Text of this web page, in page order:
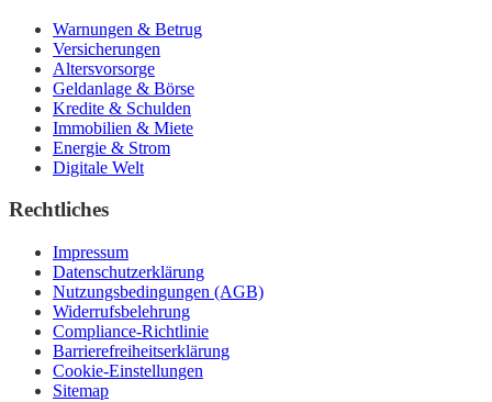
Warnungen & Betrug
Versicherungen
Altersvorsorge
Geldanlage & Börse
Kredite & Schulden
Immobilien & Miete
Energie & Strom
Digitale Welt
Rechtliches
Impressum
Datenschutzerklärung
Nutzungsbedingungen (AGB)
Widerrufsbelehrung
Compliance-Richtlinie
Barrierefreiheitserklärung
Cookie-Einstellungen
Sitemap